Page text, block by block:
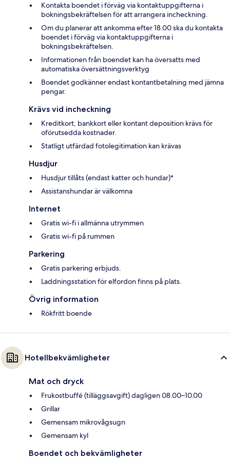
Kontakta boendet i förväg via kontaktuppgifterna i
bokningsbekräftelsen för att arrangera incheckning.
Om du planerar att ankomma efter 18.00 ska du kontakta
boendet i förväg via kontaktuppgifterna i
bokningsbekräftelsen.
Informationen från boendet kan ha översatts med
automatiska översättningsverktyg
Boendet godkänner endast kontantbetalning med jämna
pengar.
Krävs vid incheckning
Kreditkort, bankkort eller kontant deposition krävs för
oförutsedda kostnader.
Statligt utfärdad fotolegitimation kan krävas
Husdjur
Husdjur tillåts (endast katter och hundar)*
Assistanshundar är välkomna
Internet
Gratis wi-fi i allmänna utrymmen
Gratis wi-fi på rummen
Parkering
Gratis parkering erbjuds.
Laddningsstation för elfordon finns på plats.
Övrig information
Rökfritt boende
Hotellbekvämligheter
Mat och dryck
Frukostbuffé (tilläggsavgift) dagligen 08.00–10.00
Grillar
Gemensam mikrovågsugn
Gemensam kyl
Boendet och bekvämligheter